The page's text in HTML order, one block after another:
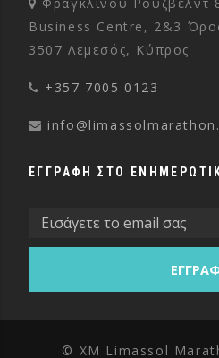
Business Centre, 2&3
3507 Λεμεσός, Κύπρος
+357 7005 0123
ΕΓΓΡΑΦΗ ΣΤΟ
© XM Limassol